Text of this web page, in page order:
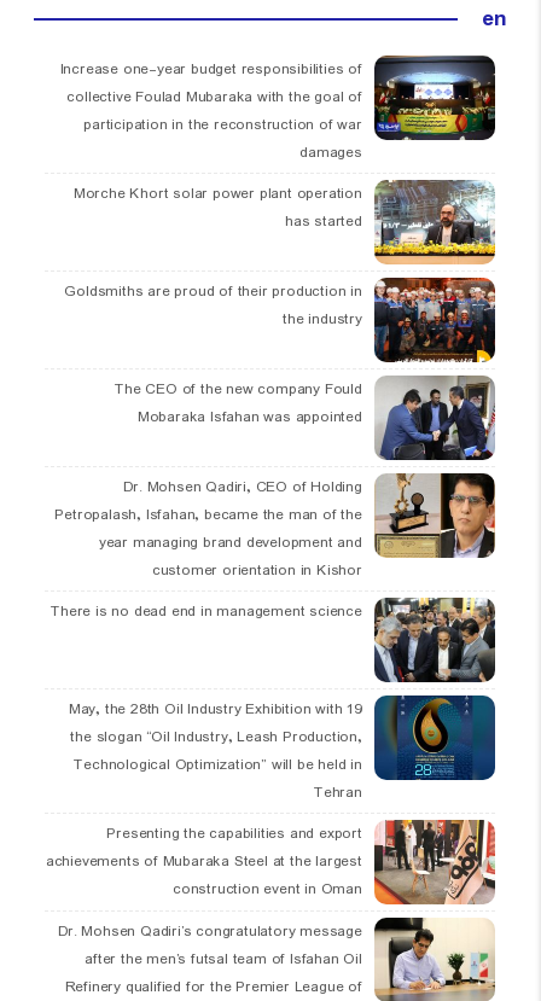
en
Increase one-year budget responsibilities of
collective Foulad Mubaraka with the goal of
participation in the reconstruction of war
damages
Morche Khort solar power plant operation
has started
Goldsmiths are proud of their production in
the industry
The CEO of the new company Fould
Mobaraka Isfahan was appointed
Dr. Mohsen Qadiri, CEO of Holding
Petropalash, Isfahan, became the man of the
year managing brand development and
customer orientation in Kishor
There is no dead end in management science
19 May, the 28th Oil Industry Exhibition with
the slogan “Oil Industry, Leash Production,
Technological Optimization” will be held in
Tehran
Presenting the capabilities and export
achievements of Mubaraka Steel at the largest
construction event in Oman
Dr. Mohsen Qadiri’s congratulatory message
after the men’s futsal team of Isfahan Oil
Refinery qualified for the Premier League of